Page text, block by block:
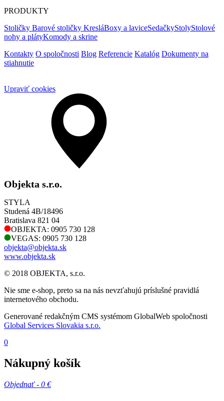
PRODUKTY
Stoličky Barové stoličky KresláBoxy a laviceSedačkyStolyStolové
nohy a plátyKomody a skrine
Kontakty O spoločnosti Blog Referencie Katalóg Dokumenty na
stiahnutie
Upraviť cookies
Objekta s.r.o.
STYLA
Studená 4B/18496
Bratislava 821 04
OBJEKTA: 0905 730 128
VEGAS: 0905 730 128
objekta@objekta.sk
www.objekta.sk
© 2018 OBJEKTA, s.r.o.
Nie sme e-shop, preto sa na nás nevzťahujú príslušné pravidlá
internetového obchodu.
Generované redakčným CMS systémom GlobalWeb spoločnosti
Global Services Slovakia s.r.o.
0
Nákupný košík
Objednať - 0 €